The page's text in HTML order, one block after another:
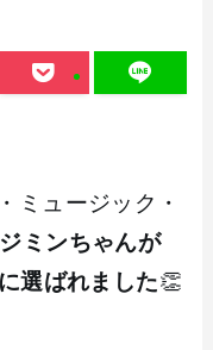
ミュージック・
ジミンちゃんが
選ばれました👏